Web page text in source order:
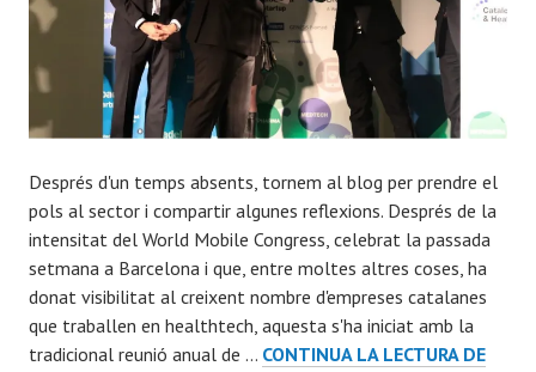
Després d'un temps absents, tornem al blog per prendre el
pols al sector i compartir algunes reflexions. Després de la
intensitat del World Mobile Congress, celebrat la passada
setmana a Barcelona i que, entre moltes altres coses, ha
donat visibilitat al creixent nombre d'empreses catalanes
que traballen en healthtech, aquesta s'ha iniciat amb la
tradicional reunió anual de … CONTINUA LA LECTURA DE